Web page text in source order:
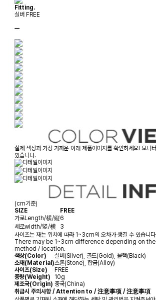
Fitting.
실버 FREE
ㅡ
실제 색상과 가장 가까운 아래 제품이미지를 확인하세요! 모니
있습니다.
(cm기준)
SIZE
FREE
가로Length/横/縦6
세로width/竖/横
3
사이즈는 재는 위치에 따라 1~3cm의 오차가 생길 수 있습니
There may be 1~3cm difference depending on
method / location.
색상(Color)
실버(Silver), 골드(Gold), 블랙(Black)
소재(Material)스톤(Stone), 합금(Alloy)
사이즈(Size)
FREE
중량(Weight)
10g
제조국(Origin) 중국(China)
취급시 주의사항 / Attention to / 注意事项 / 注意事項